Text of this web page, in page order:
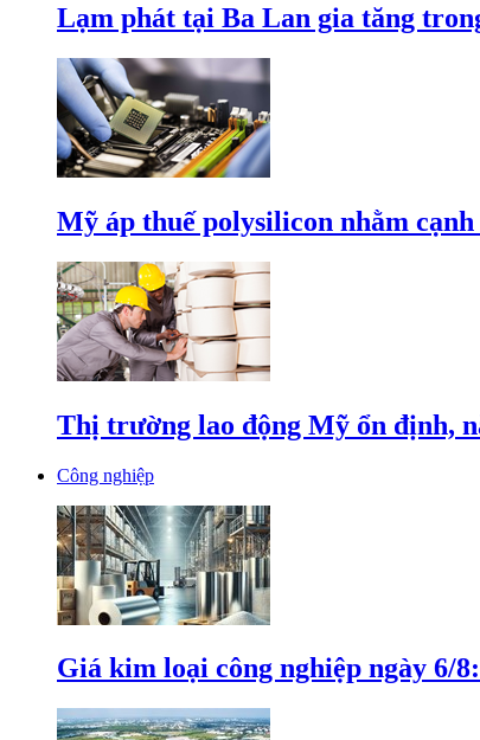
Lạm phát tại Ba Lan gia tăng
Mỹ áp thuế polysilicon nhằm
Thị trường lao động Mỹ ổn định,
Công nghiệp
Giá kim loại công nghiệp ngày 6/